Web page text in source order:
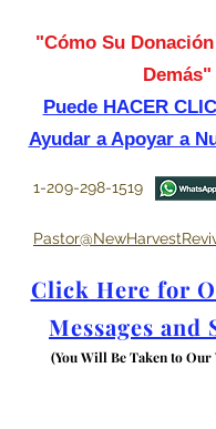
"Cómo Su
Demás"
Puede HACER
Ayudar a Apoyar a
1-209-298-1519
Click Here for
Messages and
(You Will Be Taken to Our